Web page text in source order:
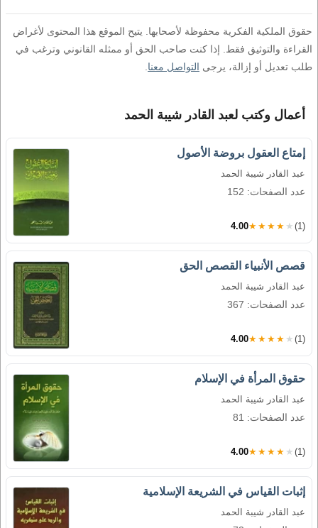
حقوق الملكية الفكرية محفوظة لأصحابها. يتيح الموقع هذا المحتوى لأغراض
القراءة والتوثيق فقط. إذا كنت صاحب الحق أو ممثله القانوني وترغب في
طلب تعديل أو إزالة، يرجى التواصل معنا
أعمال وكتب لعبد القادر شيبة الحمد
إمتاع العقول بروضة الأصول
عبد القادر شيبة الحمد
عدد الصفحات: 152
4.00★★★★★ (1)
قصص الأنبياء القصص الحق
عبد القادر شيبة الحمد
عدد الصفحات: 367
4.00★★★★★ (1)
حقوق المرأة في الإسلام
عبد القادر شيبة الحمد
عدد الصفحات: 81
4.00★★★★★ (1)
إثبات القياس في الشريعة الإسلامية
عبد القادر شيبة الحمد